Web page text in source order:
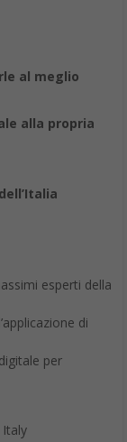
su tutti quegli
le schede
da qualsiasi
modo che
elimina tutte
per offrire
occhi.
ma
dall’app.